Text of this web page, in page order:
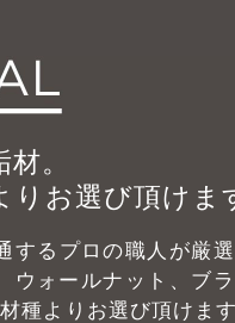
。
りお選び頂けま
するプロの職人が厳
ウォールナット、ブ
種よりお選び頂けま